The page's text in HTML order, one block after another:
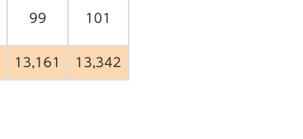
99 101
13,161 13,342